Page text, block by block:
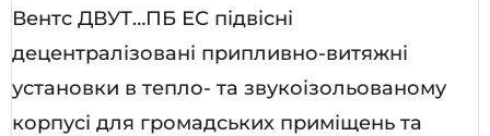
Вентс ДВУТ…ПБ ЕС підвісні
децентралізовані припливно-витяжні
установки в тепло- та звукоізольованому
корпусі для громадських приміщень та